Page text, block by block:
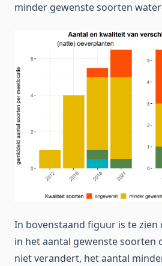
minder gewenste soorten
In bovenstaand figuur is te
in het aantal gewenste soorten
niet verandert, het aantal